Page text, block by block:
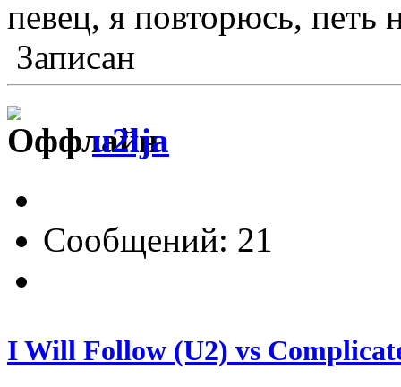
певец, я повторюсь, петь
Записан
u2lja
Сообщений: 21
I Will Follow (U2) vs